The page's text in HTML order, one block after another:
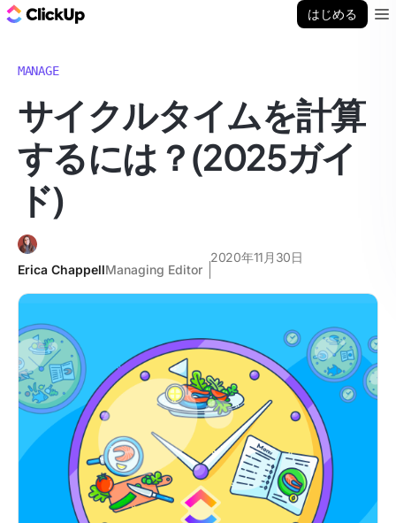
はじめる
MANAGE
サイクルタイムを計算
するには？(2025ガイ
ド)
Erica ChappellManaging Editor
2020年11月30日